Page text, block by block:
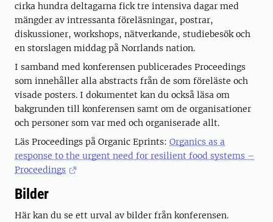
cirka hundra deltagarna fick tre intensiva dagar med
mängder av intressanta föreläsningar, postrar,
diskussioner, workshops, nätverkande, studiebesök och
en storslagen middag på Norrlands nation.
I samband med konferensen publicerades Proceedings
som innehåller alla abstracts från de som föreläste och
visade posters. I dokumentet kan du också läsa om
bakgrunden till konferensen samt om de organisationer
och personer som var med och organiserade allt.
Läs Proceedings på Organic Eprints: Organics as a
response to the urgent need for resilient food systems –
Proceedings
Bilder
Här kan du se ett urval av bilder från konferensen.